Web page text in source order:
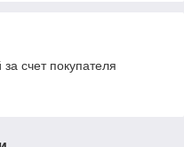
счет покупателя